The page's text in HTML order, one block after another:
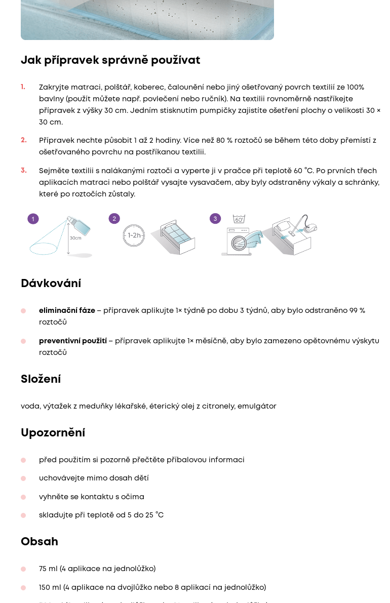
Jak přípravek správně používat
Zakryjte matraci, polštář, koberec, čalounění nebo jiný ošetřovaný povrch textilií ze 100%
bavlny (použít můžete např. povlečení nebo ručník). Na textilii rovnoměrně nastříkejte
přípravek z výšky 30 cm. Jedním stisknutím pumpičky zajistíte ošetření plochy o velikosti 30 ×
30 cm.
Přípravek nechte působit 1 až 2 hodiny. Více než 80 % roztočů se během této doby přemístí z
ošetřovaného povrchu na postříkanou textilii.
Sejměte textilii s nalákanými roztoči a vyperte ji v pračce při teplotě 60 °C. Po prvních třech
aplikacích matraci nebo polštář vysajte vysavačem, aby byly odstraněny výkaly a schránky,
které po roztočích zůstaly.
Dávkování
eliminační fáze – přípravek aplikujte 1× týdně po dobu 3 týdnů, aby bylo odstraněno 99 %
roztočů
preventivní použití – přípravek aplikujte 1× měsíčně, aby bylo zamezeno opětovnému výskytu
roztočů
Složení
voda, výtažek z meduňky lékařské, éterický olej z citronely, emulgátor
Upozornění
před použitím si pozorně přečtěte příbalovou informaci
uchovávejte mimo dosah dětí
vyhněte se kontaktu s očima
skladujte při teplotě od 5 do 25 °C
Obsah
75 ml (4 aplikace na jednolůžko)
150 ml (4 aplikace na dvojlůžko nebo 8 aplikací na jednolůžko)